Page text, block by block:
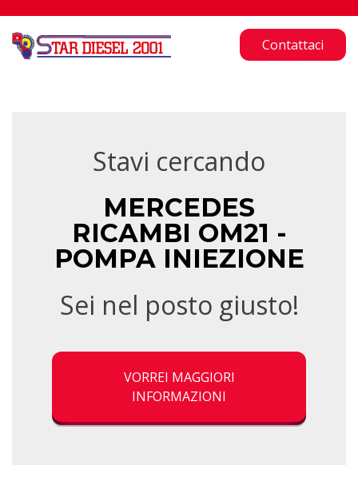
Contattaci
Stavi cercando
MERCEDES
RICAMBI OM21 -
POMPA INIEZIONE
Sei nel posto giusto!
VORREI MAGGIORI
INFORMAZIONI